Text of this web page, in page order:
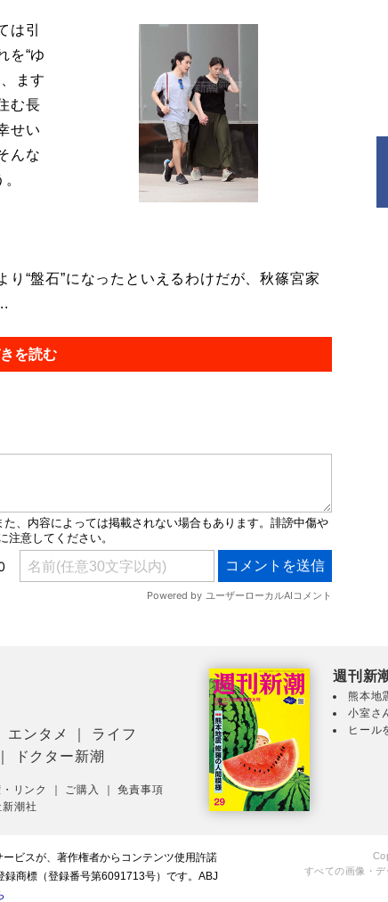
は引
を“ゆ
ます
む長
せい
んな
“盤石”になったといえるわけだが、秋篠宮家
を読む
エンタメ
ライフ
ドクター新潮
リンク ご購入 ｜免責事項
潮社
週刊新
熊本地
小室さ
ヒール
ビスが、著作権者からコンテンツ使用許諾
商標（登録番号第6091713号）です。ABJ
すべての画像・